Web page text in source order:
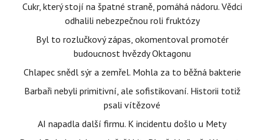
Cukr, který stojí na špatné straně, pomáhá nádoru. Vědci
odhalili nebezpečnou roli fruktózy
Byl to rozlučkový zápas, okomentoval promotér
budoucnost hvězdy Oktagonu
Chlapec snědl sýr a zemřel. Mohla za to běžná bakterie
Barbaři nebyli primitivní, ale sofistikovaní. Historii totiž
psali vítězové
AI napadla další firmu. K incidentu došlo u Mety